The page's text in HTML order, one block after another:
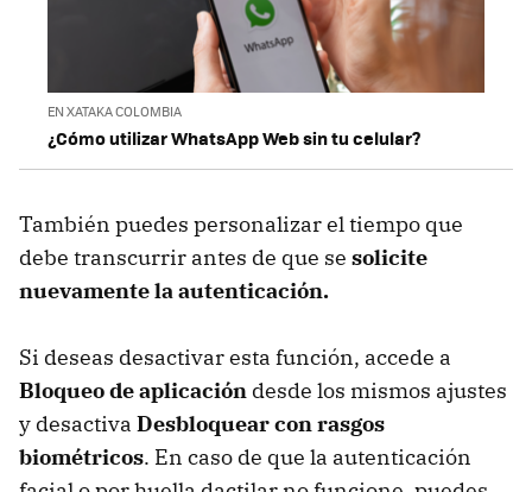
EN XATAKA COLOMBIA
¿Cómo utilizar WhatsApp Web sin tu celular?
También puedes personalizar el tiempo que
debe transcurrir antes de que se solicite
nuevamente la autenticación.
Si deseas desactivar esta función, accede a
Bloqueo de aplicación desde los mismos ajustes
y desactiva Desbloquear con rasgos
biométricos. En caso de que la autenticación